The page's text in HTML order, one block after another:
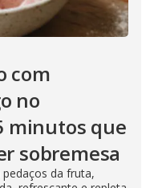
com
no
minutos que
sobremesa
da fruta,